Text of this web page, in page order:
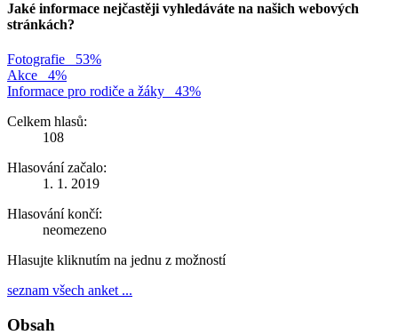
Jaké informace nejčastěji vyhledáváte na našich webových
stránkách?
Fotografie
53%
Akce
4%
Informace pro rodiče a žáky
43%
Celkem hlasů:
108
Hlasování začalo:
1. 1. 2019
Hlasování končí:
neomezeno
Hlasujte kliknutím na jednu z možností
seznam všech anket ...
Obsah